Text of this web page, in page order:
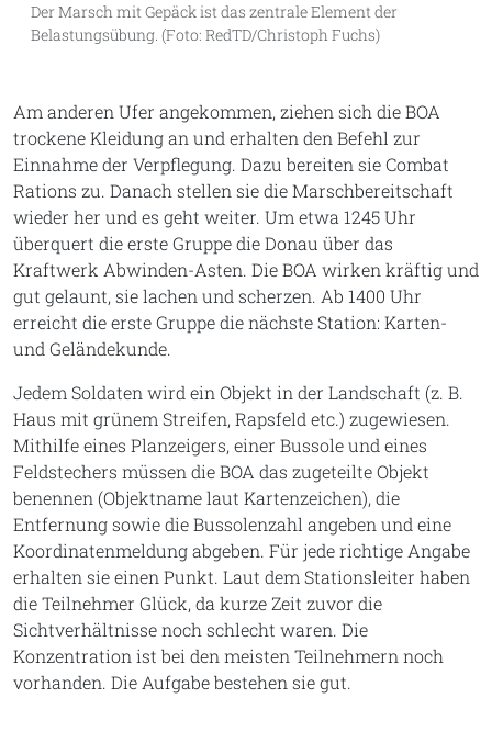
Der Marsch mit Gepäck ist das zentrale Element der
Belastungsübung. (Foto: RedTD/Christoph Fuchs)
Am anderen Ufer angekommen, ziehen sich die BOA
trockene Kleidung an und erhalten den Befehl zur
Einnahme der Verpflegung. Dazu bereiten sie Combat
Rations zu. Danach stellen sie die Marschbereitschaft
wieder her und es geht weiter. Um etwa 1245 Uhr
überquert die erste Gruppe die Donau über das
Kraftwerk Abwinden-Asten. Die BOA wirken kräftig und
gut gelaunt, sie lachen und scherzen. Ab 1400 Uhr
erreicht die erste Gruppe die nächste Station: Karten-
und Geländekunde.
Jedem Soldaten wird ein Objekt in der Landschaft (z. B.
Haus mit grünem Streifen, Rapsfeld etc.) zugewiesen.
Mithilfe eines Planzeigers, einer Bussole und eines
Feldstechers müssen die BOA das zugeteilte Objekt
benennen (Objektname laut Kartenzeichen), die
Entfernung sowie die Bussolenzahl angeben und eine
Koordinatenmeldung abgeben. Für jede richtige Angabe
erhalten sie einen Punkt. Laut dem Stationsleiter haben
die Teilnehmer Glück, da kurze Zeit zuvor die
Sichtverhältnisse noch schlecht waren. Die
Konzentration ist bei den meisten Teilnehmern noch
vorhanden. Die Aufgabe bestehen sie gut.